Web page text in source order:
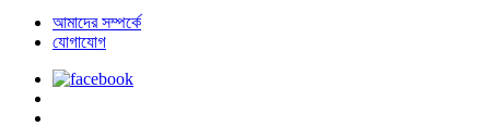
আমাদের সম্পর্কে
যোগাযোগ